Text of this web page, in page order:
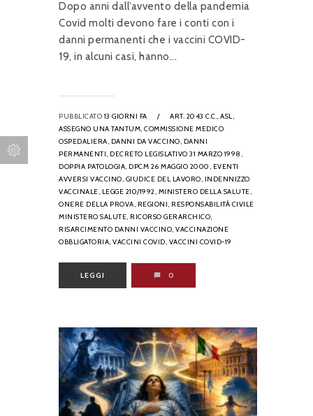
Dopo anni dall’avvento della pandemia
Covid molti devono fare i conti con i
danni permanenti che i vaccini COVID-
19, in alcuni casi, hanno...
PUBBLICATO 13 GIORNI FA / ART. 2043 C.C., ASL,
ASSEGNO UNA TANTUM, COMMISSIONE MEDICO
OSPEDALIERA, DANNI DA VACCINO, DANNI
PERMANENTI, DECRETO LEGISLATIVO 31 MARZO 1998,
DOPPIA PATOLOGIA, DPCM 26 MAGGIO 2000, EVENTI
AVVERSI VACCINO, GIUDICE DEL LAVORO, INDENNIZZO
VACCINALE, LEGGE 210/1992, MINISTERO DELLA SALUTE,
ONERE DELLA PROVA, REGIONI, RESPONSABILITÀ CIVILE
MINISTERO SALUTE, RICORSO GERARCHICO,
RISARCIMENTO DANNI VACCINO, VACCINAZIONE
OBBLIGATORIA, VACCINI COVID, VACCINI COVID-19
LEGGI 0